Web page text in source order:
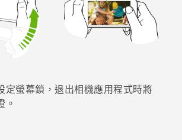
定螢幕鎖，退出相機應用程式時將
。